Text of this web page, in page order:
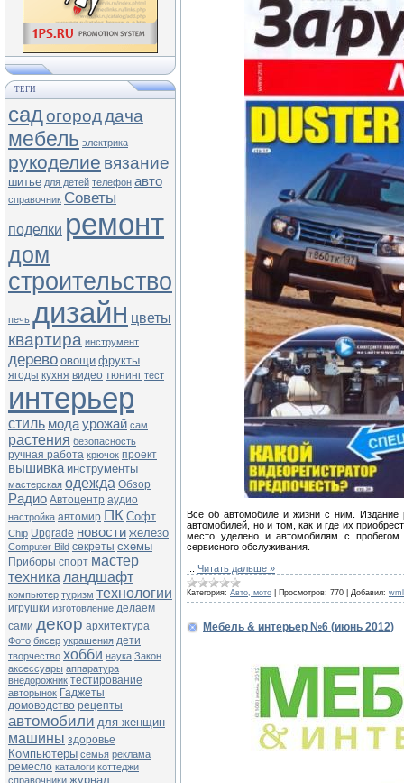
ТЕГИ
садогороддача
мебель электрика
рукоделие вязание
шитье для детей телефон авто
справочник Советы
поделки ремонт
дом
строительство
печь дизайн цветы
квартира инструмент
дерево овощи фрукты
ягоды кухня видео тюнинг тест
интерьер
стиль модаурожай сам
растения безопасность
ручная работа крючок проект
вышивка инструменты
мастерская одежда Обзор
Радио Автоцентр аудио
настройка автомир ПК Софт
Chip Upgrade новости железо
Computer Bild секреты схемы
Приборы спорт мастер
техника ландшафт
компьютер туризм технологии
игрушки изготовление делаем
сами декор архитектура
Фото бисер украшения дети
творчество хобби наука Закон
аксессуары аппаратура
внедорожник тестирование
авторынок Гаджеты
домоводство рецепты
автомобили для женщин
машины здоровье
Компьютеры семья реклама
ремесло каталоги коттеджи
справочники журнал
Всё об автомобиле и жизни с ним. Издание
автомобилей, но и том, как и где их
место уделено и автомобилям с
сервисного обслуживания.
Читать дальше »
Категория: Авто, мото Просмотров: 770 Добавил:
Мебель & интерьер №6 (июнь 2012)